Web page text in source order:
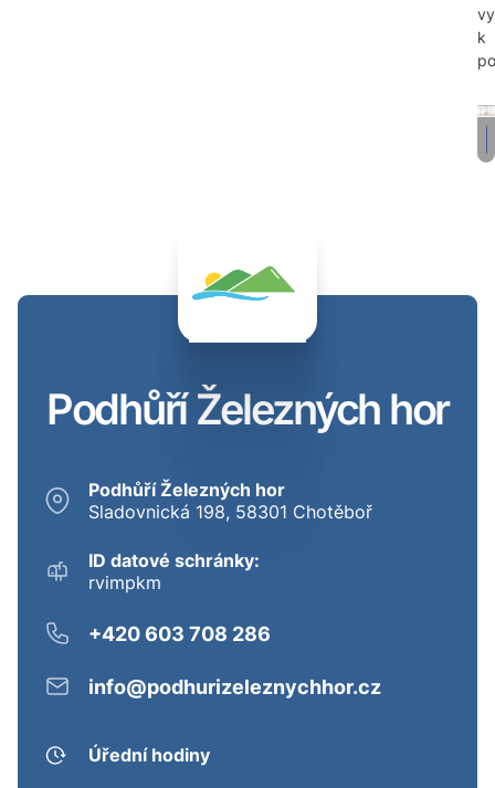
k
Podhůří Železných hor
Podhůří Železných hor
Sladovnická 198, 58301 Chotěboř
ID datové schránky:
rvimpkm
+420 603 708 286
info@podhurizeleznychhor.cz
Úřední hodiny